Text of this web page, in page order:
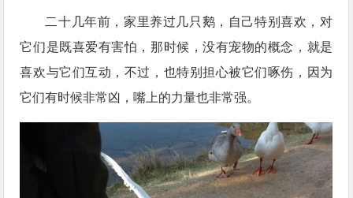
二十几年前，家里养过几只鹅，自己特别喜欢，对
它们是既喜爱有害怕，那时候，没有宠物的概念，就是
喜欢与它们互动，不过，也特别担心被它们啄伤，因为
它们有时候非常凶，嘴上的力量也非常强。